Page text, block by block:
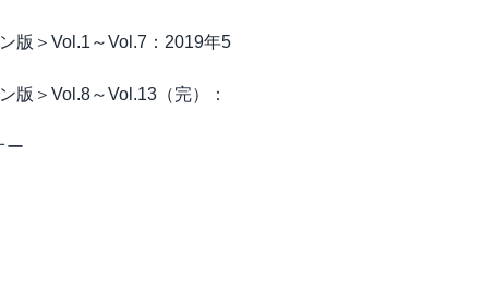
版＞Vol.1～Vol.7：2019年5
版＞Vol.8～Vol.13（完）：
ー